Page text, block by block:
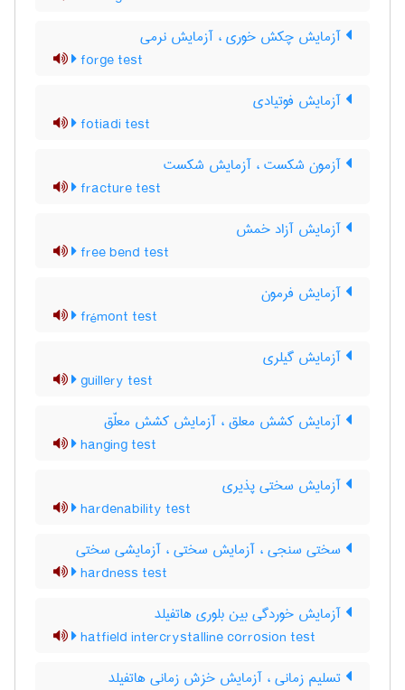
آزمایش چکش خوری ، آزمایش نرمی
forge test
آزمایش فوتیادی
fotiadi test
آزمون شکست ، آزمایش شکست
fracture test
آزمایش آزاد خمش
free bend test
آزمایش فرمون
frémont test
آزمایش گیلری
guillery test
آزمایش کشش معلق ، آزمایش کشش معلّق
hanging test
آزمایش سختی پذیری
hardenability test
سختی سنجی ، آزمایش سختی ، آزمایشی سختی
hardness test
آزمایش خوردگی بین بلوری هاتفیلد
hatfield intercrystalline corrosion test
تسلیم زمانی ، آزمایش خزش زمانی هاتفیلد